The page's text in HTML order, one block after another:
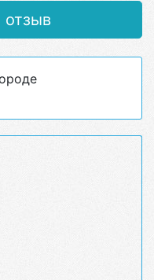
отзыв